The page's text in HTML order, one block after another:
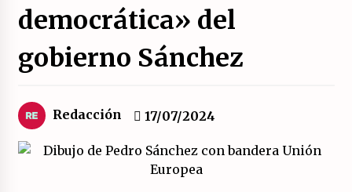
Movilización social contra los presupuestos
21/07/2026
políticos.
¿Son marxistas las publicaciones de la
democrática» del
gobierno Sánchez
Redacción 17/07/2024